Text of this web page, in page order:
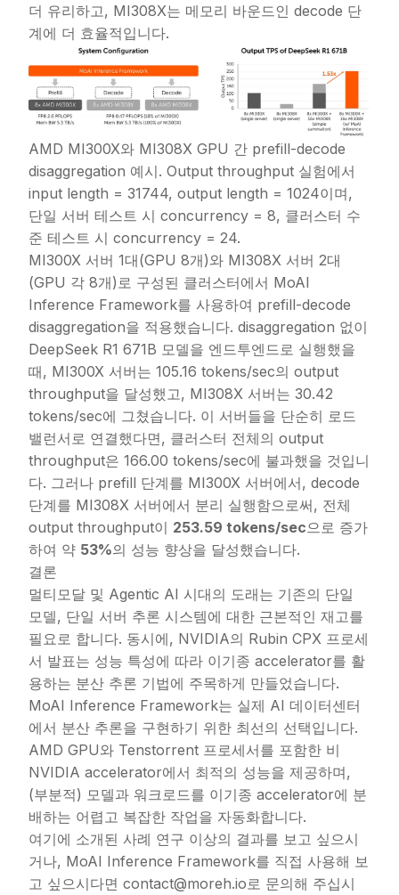
더 유리하고, MI308X는 메모리 바운드인 decode 단
계에 더 효율적입니다.
AMD MI300X와 MI308X GPU 간 prefill-decode
disaggregation 예시. Output throughput 실험에서
input length = 31744, output length = 1024이며,
단일 서버 테스트 시 concurrency = 8, 클러스터 수
준 테스트 시 concurrency = 24.
MI300X 서버 1대(GPU 8개)와 MI308X 서버 2대
(GPU 각 8개)로 구성된 클러스터에서 MoAI
Inference Framework를 사용하여 prefill-decode
disaggregation을 적용했습니다. disaggregation 없이
DeepSeek R1 671B 모델을 엔드투엔드로 실행했을
때, MI300X 서버는 105.16 tokens/sec의 output
throughput을 달성했고, MI308X 서버는 30.42
tokens/sec에 그쳤습니다. 이 서버들을 단순히 로드
밸런서로 연결했다면, 클러스터 전체의 output
throughput은 166.00 tokens/sec에 불과했을 것입니
다. 그러나 prefill 단계를 MI300X 서버에서, decode
단계를 MI308X 서버에서 분리 실행함으로써, 전체
output throughput이 253.59 tokens/sec으로 증가
하여 약 53%의 성능 향상을 달성했습니다.
결론
멀티모달 및 Agentic AI 시대의 도래는 기존의 단일
모델, 단일 서버 추론 시스템에 대한 근본적인 재고를
필요로 합니다. 동시에, NVIDIA의 Rubin CPX 프로세
서 발표는 성능 특성에 따라 이기종 accelerator를 활
용하는 분산 추론 기법에 주목하게 만들었습니다.
MoAI Inference Framework는 실제 AI 데이터센터
에서 분산 추론을 구현하기 위한 최선의 선택입니다.
AMD GPU와 Tenstorrent 프로세서를 포함한 비
NVIDIA accelerator에서 최적의 성능을 제공하며,
(부분적) 모델과 워크로드를 이기종 accelerator에 분
배하는 어렵고 복잡한 작업을 자동화합니다.
여기에 소개된 사례 연구 이상의 결과를 보고 싶으시
거나, MoAI Inference Framework를 직접 사용해 보
고 싶으시다면 contact@moreh.io로 문의해 주십시